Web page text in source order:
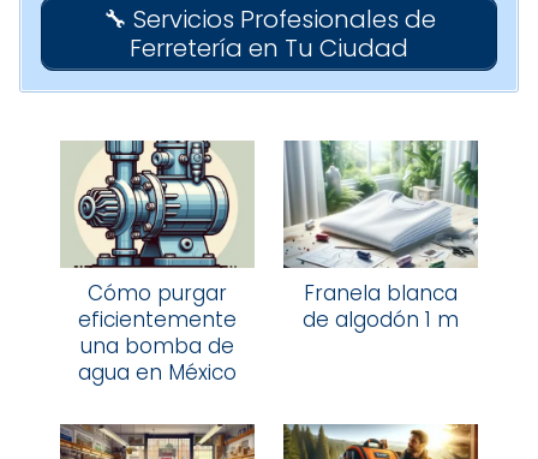
🔧 Servicios Profesionales de
Ferretería en Tu Ciudad
Cómo purgar
eficientemente
una bomba de
agua en México
Franela blanca
de algodón 1 m